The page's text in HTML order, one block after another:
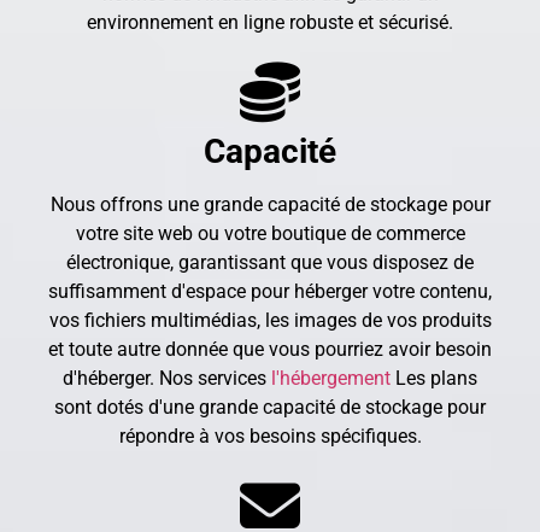
environnement en ligne robuste et sécurisé.
Capacité
Nous offrons une grande capacité de stockage pour
votre site web ou votre boutique de commerce
électronique, garantissant que vous disposez de
suffisamment d'espace pour héberger votre contenu,
vos fichiers multimédias, les images de vos produits
et toute autre donnée que vous pourriez avoir besoin
d'héberger. Nos services l'hébergement Les plans
sont dotés d'une grande capacité de stockage pour
répondre à vos besoins spécifiques.